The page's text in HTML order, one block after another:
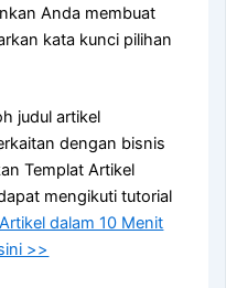
Anda membuat
kata kunci pilihan
judul artikel
dengan bisnis
Templat Artikel
mengikuti tutorial
dalam 10 Menit
>>